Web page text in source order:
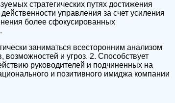
стратегических путях достижения
управления за счет усиления
более сфокусированных
заниматься всесторонним анализом
возможностей и угроз. 2. Способствует
руководителей и подчиненных на
и позитивного имиджа компании